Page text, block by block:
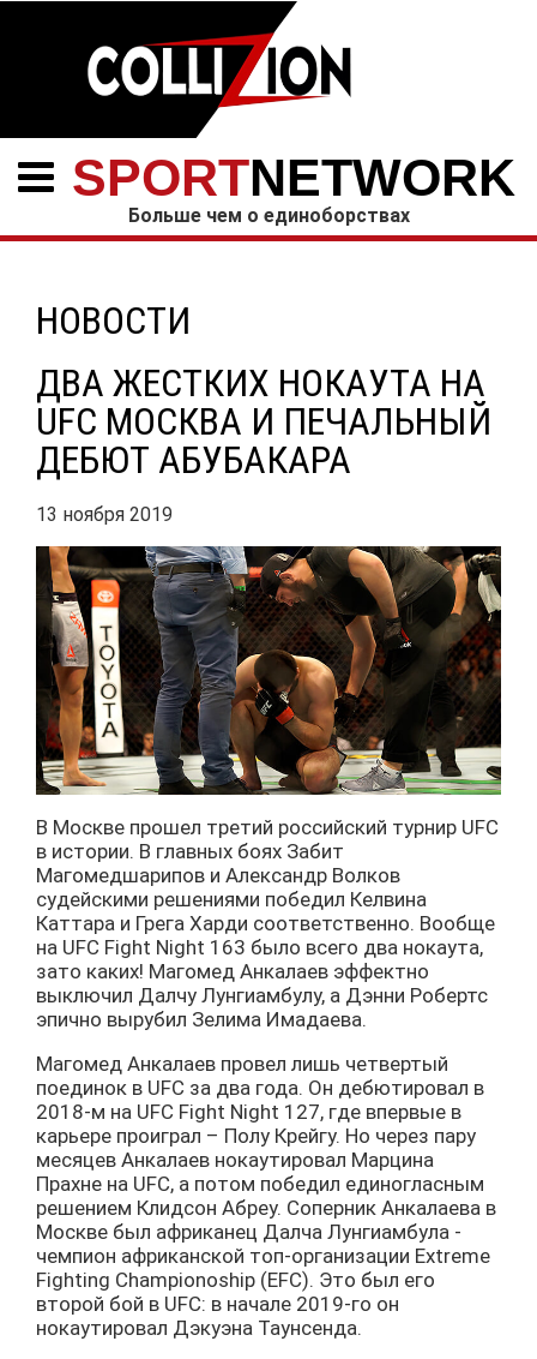
SPORTNETWORK
Больше чем о единоборствах
НОВОСТИ
ДВА ЖЕСТКИХ НОКАУТА НА
UFC МОСКВА И ПЕЧАЛЬНЫЙ
ДЕБЮТ АБУБАКАРА
13 ноября 2019
В Москве прошел третий российский турнир UFC
в истории. В главных боях Забит
Магомедшарипов и Александр Волков
судейскими решениями победил Келвина
Каттара и Грега Харди соответственно. Вообще
на UFC Fight Night 163 было всего два нокаута,
зато каких! Магомед Анкалаев эффектно
выключил Далчу Лунгиамбулу, а Дэнни Робертс
эпично вырубил Зелима Имадаева.
Магомед Анкалаев провел лишь четвертый
поединок в UFC за два года. Он дебютировал в
2018-м на UFC Fight Night 127, где впервые в
карьере проиграл – Полу Крейгу. Но через пару
месяцев Анкалаев нокаутировал Марцина
Прахне на UFC, а потом победил единогласным
решением Клидсон Абреу. Соперник Анкалаева в
Москве был африканец Далча Лунгиамбула -
чемпион африканской топ-организации Extreme
Fighting Championoship (EFC). Это был его
второй бой в UFC: в начале 2019-го он
нокаутировал Дэкуэна Таунсенда.